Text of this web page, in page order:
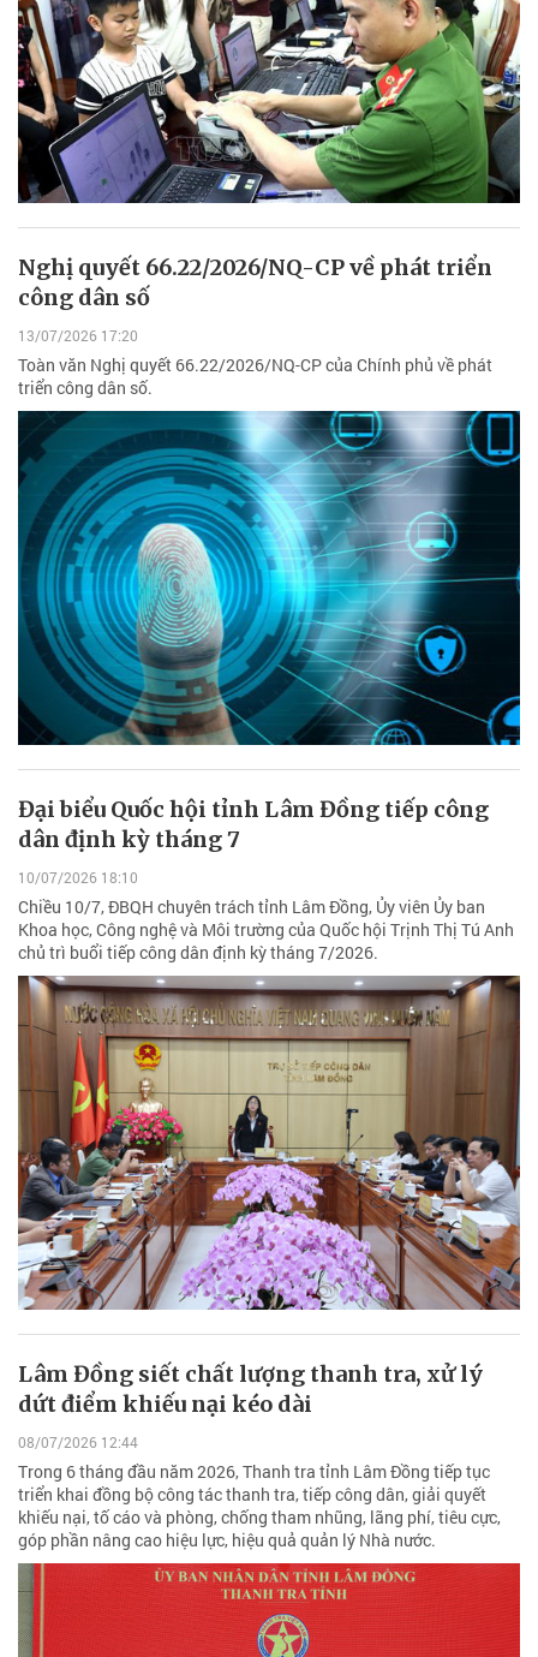
Nghị quyết 66.22/2026/NQ-CP về phát triển
công dân số
13/07/2026 17:20
Toàn văn Nghị quyết 66.22/2026/NQ-CP của Chính phủ về phát
triển công dân số.
Đại biểu Quốc hội tỉnh Lâm Đồng tiếp công
dân định kỳ tháng 7
10/07/2026 18:10
Chiều 10/7, ĐBQH chuyên trách tỉnh Lâm Đồng, Ủy viên Ủy ban
Khoa học, Công nghệ và Môi trường của Quốc hội Trịnh Thị Tú Anh
chủ trì buổi tiếp công dân định kỳ tháng 7/2026.
Lâm Đồng siết chất lượng thanh tra, xử lý
dứt điểm khiếu nại kéo dài
08/07/2026 12:44
Trong 6 tháng đầu năm 2026, Thanh tra tỉnh Lâm Đồng tiếp tục
triển khai đồng bộ công tác thanh tra, tiếp công dân, giải quyết
khiếu nại, tố cáo và phòng, chống tham nhũng, lãng phí, tiêu cực,
góp phần nâng cao hiệu lực, hiệu quả quản lý Nhà nước.